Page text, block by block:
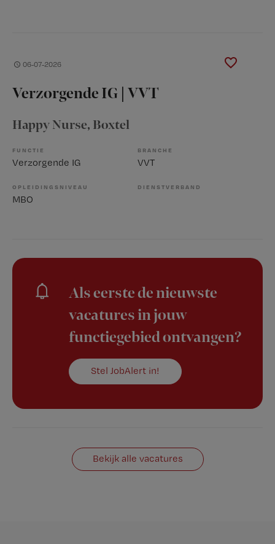
06-07-2026
Verzorgende IG | VVT
Happy Nurse, Boxtel
FUNCTIE
Verzorgende IG
BRANCHE
VVT
OPLEIDINGSNIVEAU
MBO
DIENSTVERBAND
Als eerste de nieuwste
vacatures in jouw
functiegebied ontvangen?
Stel JobAlert in!
Bekijk alle vacatures